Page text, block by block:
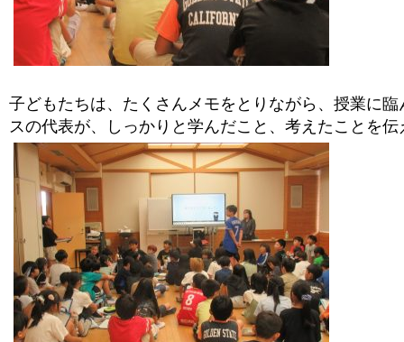
子どもたちは、たくさんメモをとりながら、授業に
スの代表が、しっかりと学んだこと、考えたことを